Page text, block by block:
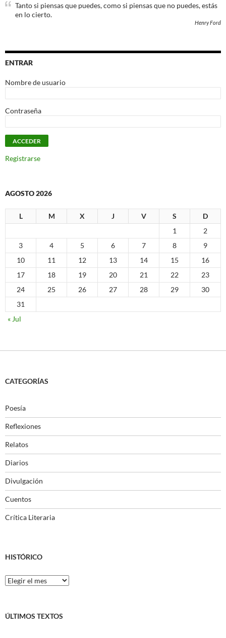
Tanto si piensas que puedes, como si piensas que no puedes, estás
en lo cierto.
Henry Ford
ENTRAR
Nombre de usuario
Contraseña
Registrarse
AGOSTO 2026
L M X J V S
D
1
2
3
4 5 6 7 8
9
10
11 12 13 14 15
16
17
18 19 20 21 22
23
24
25 26 27 28 29
30
31
« Jul
CATEGORÍAS
Poesía
Reflexiones
Relatos
Diarios
Divulgación
Cuentos
Crítica Literaria
HISTÓRICO
Histórico
ÚLTIMOS TEXTOS